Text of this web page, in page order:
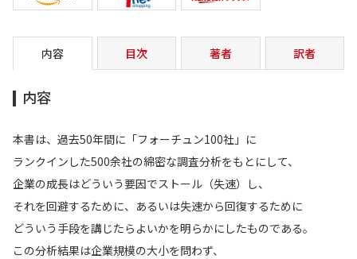
内容 目次 著者 訳者
内容
本書は、過去50年間に「フォーチュン100社」に
ランクインした500余社の綿密な調査分析をもとにして、
企業の成長はどういう要因でストール（失速）し、
それを回避するために、あるいは失速から回復するために
どういう手段を講じたらよいかを明らかにしたものである。
この分析結果は企業規模の大小を問わず、